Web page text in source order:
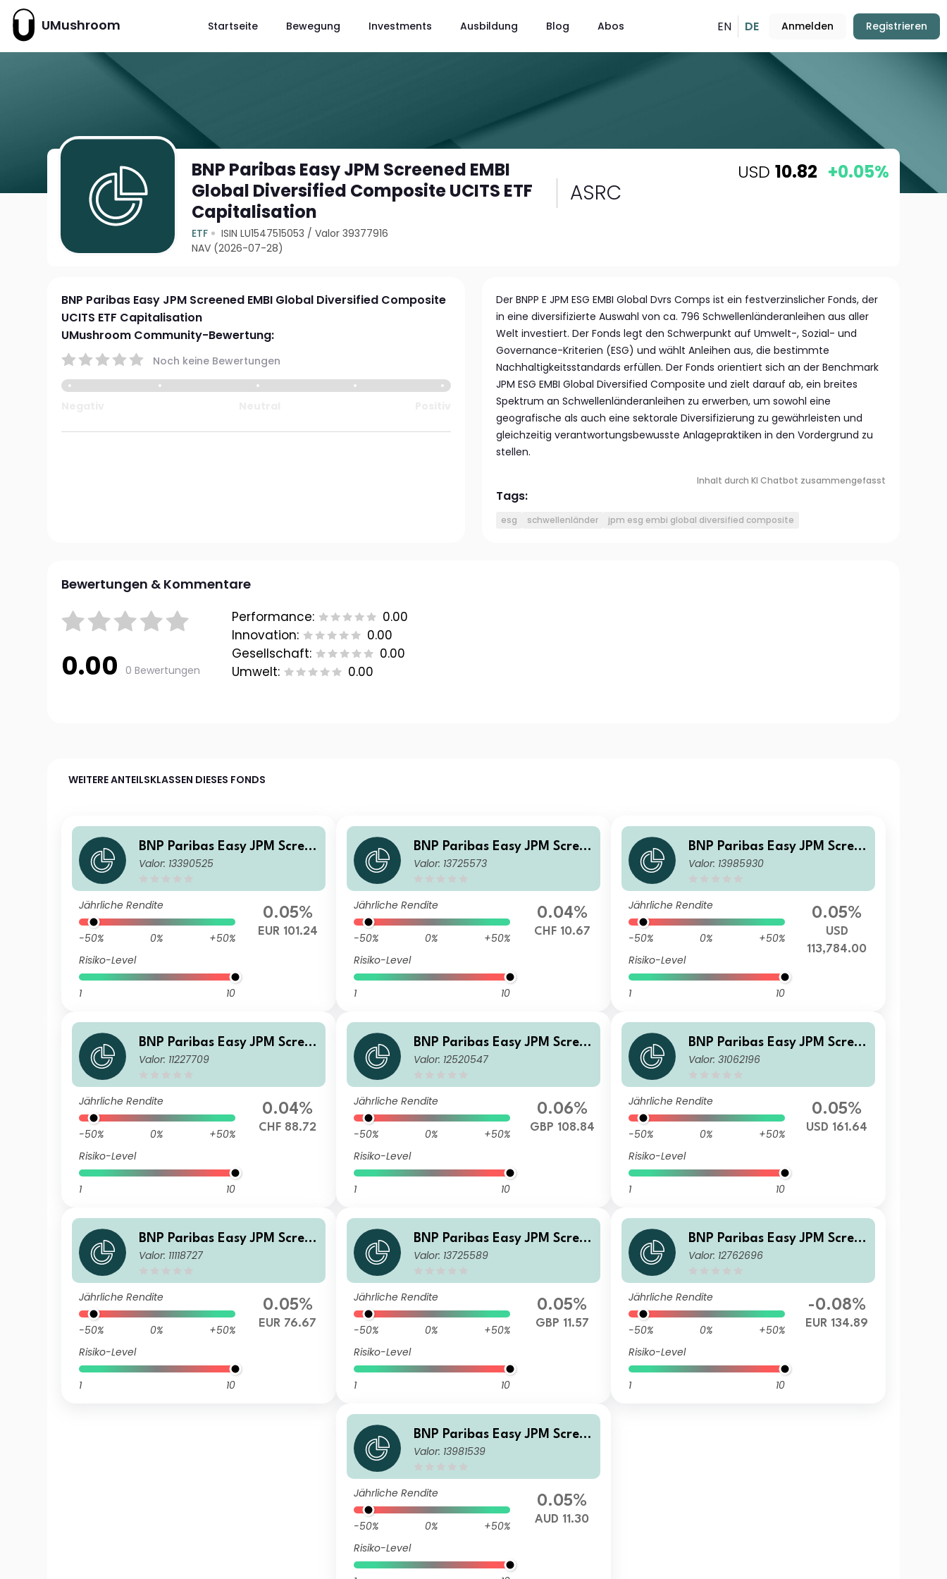
UMushroom Startseite Bewegung Investments Ausbildung Blog Abos EN DE Anmelden Registrieren
BNP Paribas Easy JPM Screened EMBI
Global Diversified Composite UCITS ETF
Capitalisation
ASRC
ETF ISIN LU1547515053 /Valor 39377916
NAV (2026-07-28)
USD 10.82 +0.05%
BNP Paribas Easy JPM Screened EMBI Global Diversified Composite
UCITS ETF Capitalisation
UMushroom Community-Bewertung:
Noch keine Bewertungen
Der BNPP E JPM ESG EMBI Global Dvrs Comps ist ein festverzinslicher Fonds, der
in eine diversifizierte Auswahl von ca. 796 Schwellenländeranleihen aus aller
Welt investiert. Der Fonds legt den Schwerpunkt auf Umwelt-, Sozial- und
Governance-Kriterien (ESG) und wählt Anleihen aus, die bestimmte
Nachhaltigkeitsstandards erfüllen. Der Fonds orientiert sich an der Benchmark
JPM ESG EMBI Global Diversified Composite und zielt darauf ab, ein breites
Spektrum an Schwellenländeranleihen zu erwerben, um sowohl eine
geografische als auch eine sektorale Diversifizierung zu gewährleisten und
gleichzeitig verantwortungsbewusste Anlagepraktiken in den Vordergrund zu
stellen.
Inhalt durch KI Chatbot zusammengefasst
Tags:
esg schwellenländer jpm esg embi global diversified composite
Bewertungen & Kommentare
0.00 0 Bewertungen
Performance:
0.00
Innovation:
0.00
Gesellschaft:
0.00
Umwelt:
0.00
WEITERE ANTEILSKLASSEN DIESES FONDS
BNP Paribas Easy JPM Scree
ned EMBI Global Diversified
Distribution
Valor: 13390525
Jährliche Rendite
-50% 0%
+50%
Risiko-Level
1 10
0.05%
EUR 101.24
BNP Paribas Easy JPM Scree
ned EMBI Global Diversified
Capitalisation
Valor: 13725573
Jährliche Rendite
-50% 0%
+50%
Risiko-Level
1 10
0.04%
CHF 10.67
BNP Paribas Easy JPM Scree
ned EMBI Global Diversified
alisation
Valor: 13985930
Jährliche Rendite
-50% 0%
+50%
Risiko-Level
1 10
0.05%
USD
113,784.00
BNP Paribas Easy JPM Scree
ned EMBI Global Diversified
italisation
Valor: 11227709
Jährliche Rendite
-50% 0%
+50%
Risiko-Level
1 10
0.04%
CHF 88.72
BNP Paribas Easy JPM Scree
ned EMBI Global Diversified
ribution
Valor: 12520547
Jährliche Rendite
-50% 0%
+50%
Risiko-Level
1 10
0.06%
GBP 108.84
BNP Paribas Easy JPM Scree
ned EMBI Global Diversified
italisation
Valor: 31062196
Jährliche Rendite
-50% 0%
+50%
Risiko-Level
1 10
0.05%
USD 161.64
BNP Paribas Easy JPM Scree
ned EMBI Global Diversified
ribution
Valor: 11118727
Jährliche Rendite
-50% 0%
+50%
Risiko-Level
1 10
0.05%
EUR 76.67
BNP Paribas Easy JPM Scree
ned EMBI Global Diversified
Capitalisation
Valor: 13725589
Jährliche Rendite
-50% 0%
+50%
Risiko-Level
1 10
0.05%
GBP 11.57
BNP Paribas Easy JPM Scree
ned EMBI Global Diversified
UR Capitalisation
Valor: 12762696
Jährliche Rendite
-50% 0%
+50%
Risiko-Level
1 10
-0.08%
EUR 134.89
BNP Paribas Easy JPM Scree
ned EMBI Global Diversified
Capitalisation
Valor: 13981539
Jährliche Rendite
-50% 0%
+50%
Risiko-Level
0.05%
AUD 11.30